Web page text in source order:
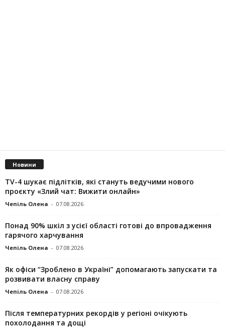
Новини
TV-4 шукає підлітків, які стануть ведучими нового
проєкту «Злий чат: Вижити онлайн»
Чепіль Олена - 07.08.2026
Понад 90% шкіл з усієї області готові до впровадження
гарячого харчування
Чепіль Олена - 07.08.2026
Як офіси “Зроблено в Україні” допомагають запускaти та
розвивати власну справу
Чепіль Олена - 07.08.2026
Після температурних рекордів у регіоні очікують
похолодання та дощі